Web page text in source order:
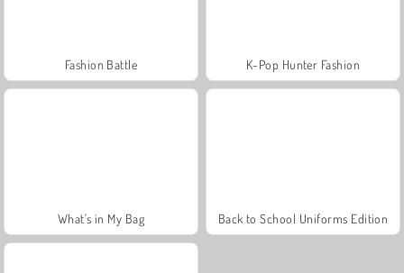
Fashion Battle K-Pop Hunter Fashion
What's in My Bag Back to School Uniforms Edition